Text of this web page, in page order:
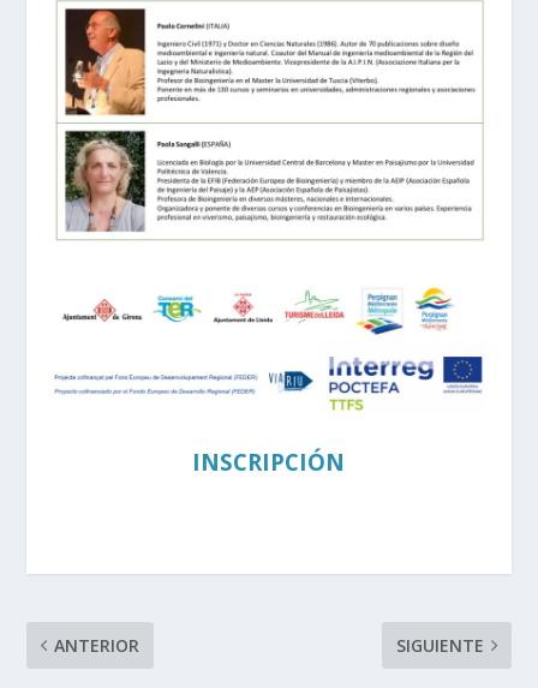
INSCRIPCIÓN
ANTERIOR SIGUIENTE